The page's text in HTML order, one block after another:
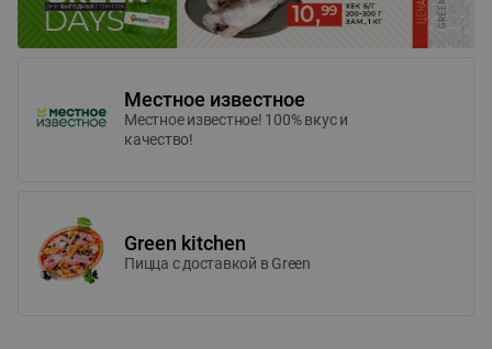
Местное известное
Местное известное! 100% вкус и
качество!
Green kitchen
Пицца c доставкой в Green